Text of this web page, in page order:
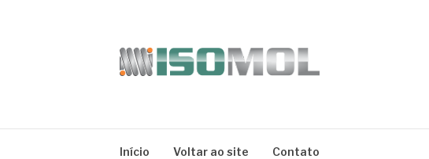
Início Voltar ao site Contato